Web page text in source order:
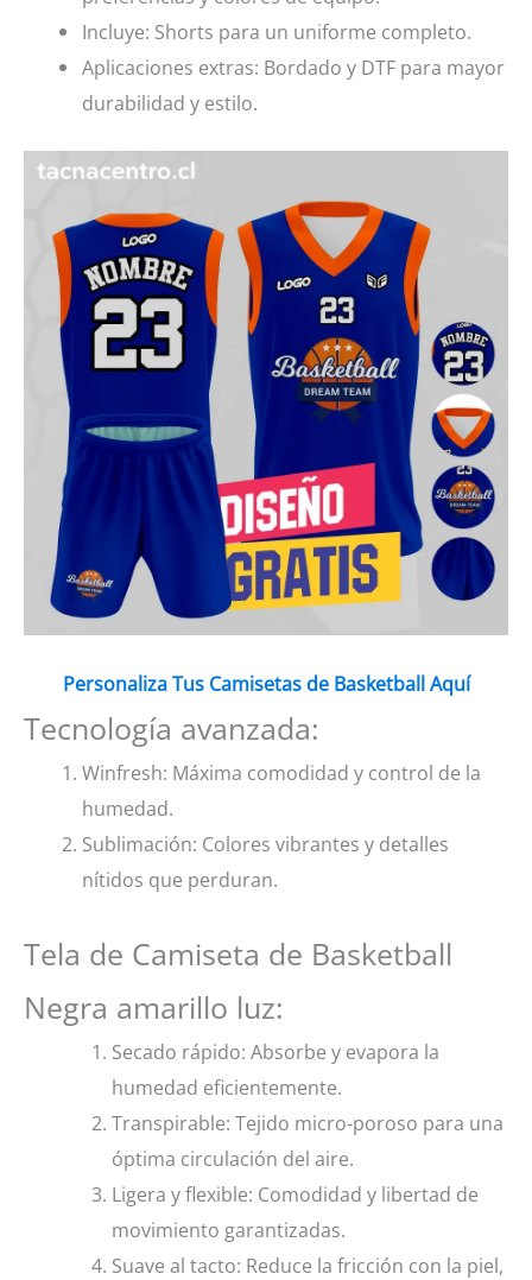
Incluye: Shorts para un uniforme completo.
Aplicaciones extras: Bordado y DTF para mayor
durabilidad y estilo.
Personaliza Tus Camisetas de Basketball Aquí
Tecnología avanzada:
Winfresh: Máxima comodidad y control de la
humedad.
Sublimación: Colores vibrantes y detalles
nítidos que perduran.
Tela de Camiseta de Basketball
Negra amarillo luz:
Secado rápido: Absorbe y evapora la
humedad eficientemente.
Transpirable: Tejido micro-poroso para una
óptima circulación del aire.
Ligera y flexible: Comodidad y libertad de
movimiento garantizadas.
Suave al tacto: Reduce la fricción con la piel,